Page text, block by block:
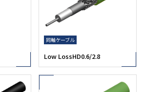
同軸ケーブル
Low LossHD0.6/2.8